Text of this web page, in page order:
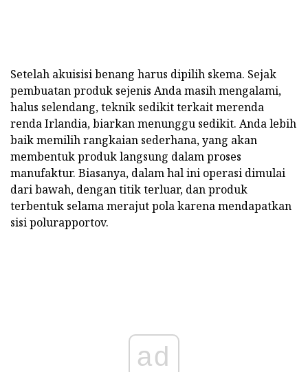
Setelah akuisisi benang harus dipilih skema. Sejak
pembuatan produk sejenis Anda masih mengalami,
halus selendang, teknik sedikit terkait merenda
renda Irlandia, biarkan menunggu sedikit. Anda lebih
baik memilih rangkaian sederhana, yang akan
membentuk produk langsung dalam proses
manufaktur. Biasanya, dalam hal ini operasi dimulai
dari bawah, dengan titik terluar, dan produk
terbentuk selama merajut pola karena mendapatkan
sisi polurapportov.
ad